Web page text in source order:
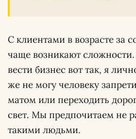
С клиентами в возрасте за
чаще возникают
вести бизнес вот так, я
же не могу человеку
матом или переходить
свет. Мы предпочитаем не
такими людьми.